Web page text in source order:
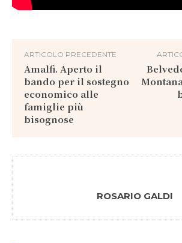
ARTICOLO PRECEDENTE
Amalfi. Aperto il
bando per il sostegno
economico alle
famiglie più
bisognose
ROSARIO GALDI